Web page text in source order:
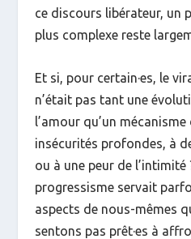
ce discours libérateur, un
plus complexe reste
Et si, pour certain·es, le
n’était pas tant une
l’amour qu’un
insécurités profondes, à
ou à une peur de l’intimité
progressisme servait
aspects de nous-mêmes
sentons pas prêt·es à